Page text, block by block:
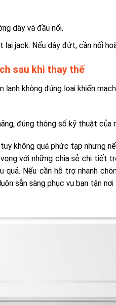
dây và đầu nối.
lại jack. Nếu dây đứt, cần nối
sau khi thay thế
lạnh không đúng loại khiến
đúng thông số kỹ thuật của
không quá phức tạp nhưng
với những chia sẻ chi tiết
quả. Nếu cần hỗ trợ nhanh
sẵn sàng phục vụ bạn tận